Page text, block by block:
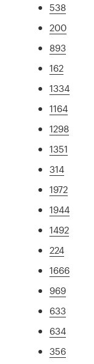
538
200
893
162
1334
1164
1298
1351
314
1972
1944
1492
224
1666
969
633
634
356